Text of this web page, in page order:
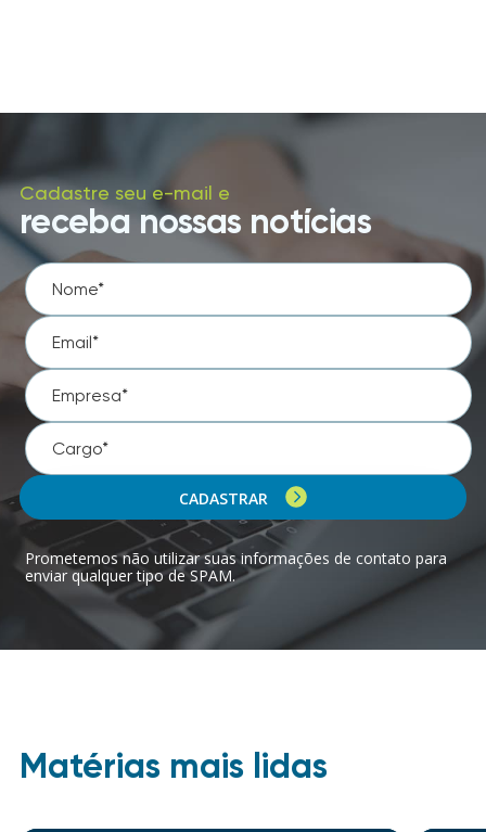
Cadastre seu e-mail e
receba nossas notícias
CADASTRAR
Prometemos não utilizar suas informações de contato para
enviar qualquer tipo de SPAM.
Matérias mais lidas